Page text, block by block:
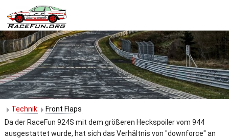
Technik
Front Flaps
Da der RaceFun 924S mit dem größeren Heckspoiler vom 944
ausgestattet wurde, hat sich das Verhältnis von "downforce" an